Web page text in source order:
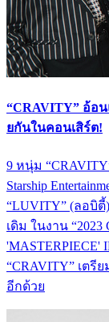
“CRAVITY” อ้อ
ยกันในคอนเสิร์ต!
9 หนุ่ม
Starship
“LUVITY” (ลอบิ
เดิม ในงาน “2023
“CRAVITY” เตรี
อีกด้วย